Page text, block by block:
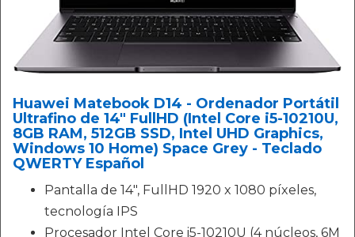
Huawei Matebook D14 - Ordenador Portátil
Ultrafino de 14" FullHD (Intel Core i5-10210U,
8GB RAM, 512GB SSD, Intel UHD Graphics,
Windows 10 Home) Space Grey - Teclado
QWERTY Español
Pantalla de 14", FullHD 1920 x 1080 píxeles,
tecnología IPS
Procesador Intel Core i5-10210U (4 núcleos, 6M